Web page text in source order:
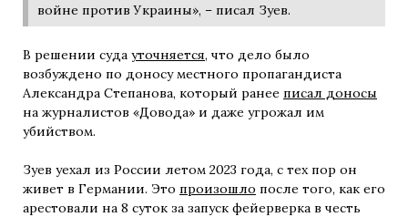
войне против Украины», – писал Зуев.
В решении суда уточняется, что дело было
возбуждено по доносу местного пропагандиста
Александра Степанова, который ранее писал доносы
на журналистов «Довода» и даже угрожал им
убийством.
Зуев уехал из России летом 2023 года, с тех пор он
живет в Германии. Это произошло после того, как его
арестовали на 8 суток за запуск фейерверка в честь